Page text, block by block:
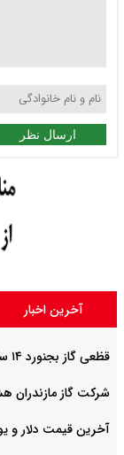
ارسال نظر
آخرین اخبار
قظعی گاز بجنورد ۱۴ ساعته خواهد بود
شرکت گاز مازندران
آخرین قیمت دلار و یورو و